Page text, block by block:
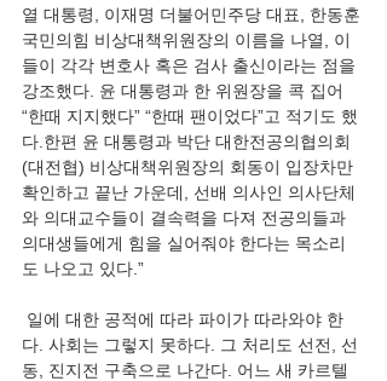
열 대통령, 이재명 더불어민주당 대표, 한동훈
국민의힘 비상대책위원장의 이름을 나열, 이
들이 각각 변호사 혹은 검사 출신이라는 점을
강조했다. 윤 대통령과 한 위원장을 콕 집어
“한때 지지했다” “한때 팬이었다”고 적기도 했
다.한편 윤 대통령과 박단 대한전공의협의회
(대전협) 비상대책위원장의 회동이 입장차만
확인하고 끝난 가운데, 선배 의사인 의사단체
와 의대교수들이 결속력을 다져 전공의들과
의대생들에게 힘을 실어줘야 한다는 목소리
도 나오고 있다.”
일에 대한 공적에 따라 파이가 따라와야 한
다. 사회는 그렇지 못하다. 그 처리도 선전, 선
동, 진지전 구축으로 나간다. 어느 새 카르텔